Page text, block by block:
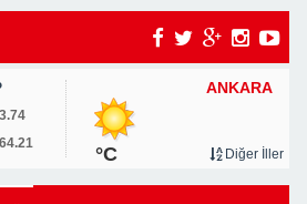
ANKARA
°C Diğer İller